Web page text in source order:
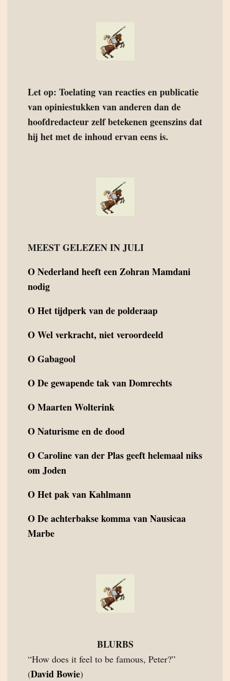
Let op: Toelating van reacties en publicatie
van opiniestukken van anderen dan de
hoofdredacteur zelf betekenen geenszins dat
hij het met de inhoud ervan eens is.
MEEST GELEZEN IN JULI
ONederland heeft een Zohran Mamdani
nodig
OHet tijdperk van de polderaap
OWel verkracht, niet veroordeeld
OGabagool
ODe gewapende tak van Domrechts
OMaarten Wolterink
ONaturisme en de dood
O Caroline van der Plas geeft helemaal niks
om Joden
OHet pak van Kahlmann
ODe achterbakse komma van Nausicaa
Marbe
BLURBS
“How does it feel to be famous, Peter?”
(David Bowie)